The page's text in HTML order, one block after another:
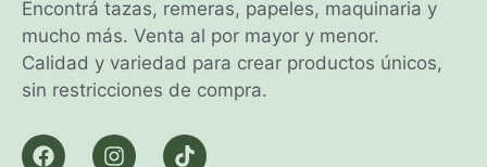
Encontrá tazas, remeras, papeles, maquinaria y
mucho más. Venta al por mayor y menor.
Calidad y variedad para crear productos únicos,
sin restricciones de compra.